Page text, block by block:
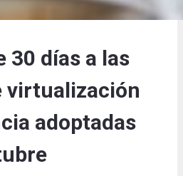
30 días a las
virtualización
adoptadas